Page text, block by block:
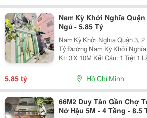
Nam Kỳ Khởi Nghĩa
Ngủ - 5.85 Tỷ
Nam Kỳ Khởi Nghĩa Quận 3, 2
Tỷ Đường Nam Kỳ Khởi Nghĩa, Quận 3 Dt: 30M&Sup2;
Kt: 3 X 10M Kết Cấu: 1 Trệt 1 Lầu ️ 2 Pn &Ndash; 2 Wc
Giá: 5.85 Tỷ Căn Nhà Nằm
Khởi Nghĩa &Ndash; Võ Thị
5,85 tỷ Hồ Chí Minh
66M2 Duy Tân Gần Chợ
Nở Hậu 5M - 4 Tầng - 8.5